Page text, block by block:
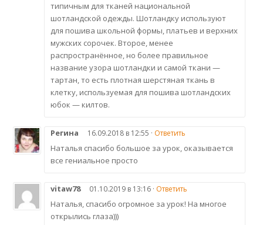
типичным для тканей национальной
шотландской одежды. Шотландку используют
для пошива школьной формы, платьев и верхних
мужских сорочек. Второе, менее
распространённое, но более правильное
название узора шотландки и самой ткани —
тартан, то есть плотная шерстяная ткань в
клетку, используемая для пошива шотландских
юбок — килтов.
Регина 16.09.2018 в 12:55 · Ответить
Наталья спасибо большое за урок, оказывается
все гениальное просто
vitaw78 01.10.2019 в 13:16 · Ответить
Наталья, спасибо огромное за урок! На многое
открылись глаза)))